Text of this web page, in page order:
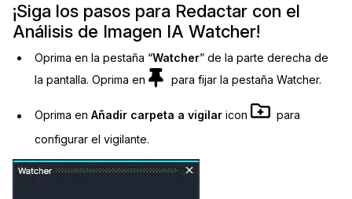
¡Siga los pasos para Redactar con el
Análisis de Imagen IA Watcher!
Oprima en la pestaña “Watcher” de la parte derecha de
la pantalla. Oprima en
para fijar la pestaña Watcher.
Oprima enAñadir carpeta a vigilaricon
para
configurar el vigilante.